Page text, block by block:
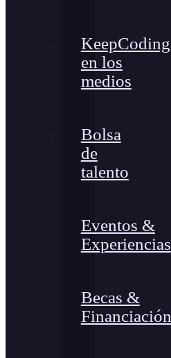
KeepCoding
en los
medios
Bolsa
de
talento
Eventos &
Experiencias
Becas &
Financiación